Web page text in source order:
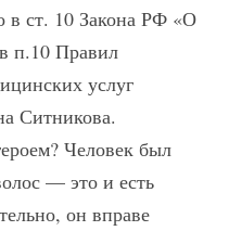
в ст. 10 Закона РФ «О
п.10 Правил
услуг
Ситникова.
Человек был
— это и есть
он вправе